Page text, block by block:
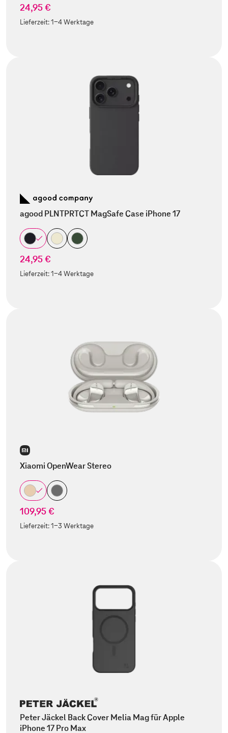
24,95 €
Lieferzeit:1-4 Werktage
agood PLNTPRTCT MagSafe Case iPhone 17
24,95 €
Lieferzeit:1-4 Werktage
Xiaomi OpenWear Stereo
109,95 €
Lieferzeit:1-3 Werktage
Peter Jäckel Back Cover Melia Mag für Apple
iPhone 17 Pro Max